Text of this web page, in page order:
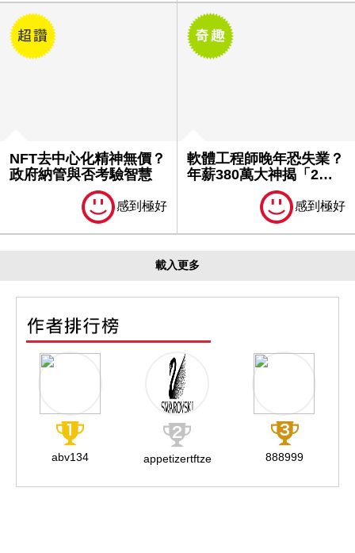
NFT去中心化精神無價？
政府納管與否考驗智慧
感到極好
軟體工程師晚年恐失業？
年薪380萬大神揭「2原
感到極好
載入更多
abv134 appetizertftze 888999